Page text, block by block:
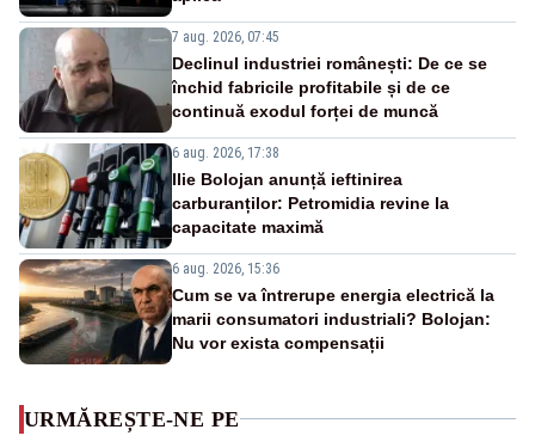
7 aug. 2026, 07:45
Declinul industriei românești: De ce se
închid fabricile profitabile și de ce
continuă exodul forței de muncă
6 aug. 2026, 17:38
Ilie Bolojan anunță ieftinirea
carburanților: Petromidia revine la
capacitate maximă
6 aug. 2026, 15:36
Cum se va întrerupe energia electrică la
marii consumatori industriali? Bolojan:
Nu vor exista compensații
URMĂREȘTE-NE PE